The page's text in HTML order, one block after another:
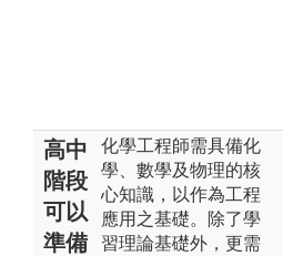
高中
階段
可以
準備
化學工程師需具備化
學、數學及物理的核
心知識，以作為工程
應用之基礎。除了學
習理論基礎外，更需